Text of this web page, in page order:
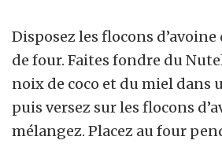
Disposez les flocons
de four. Faites fondre du
noix de coco et du miel dans
puis versez sur les flocons
mélangez. Placez au four